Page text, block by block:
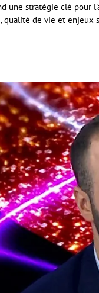
une stratégie clé pour
qualité de vie et enjeux